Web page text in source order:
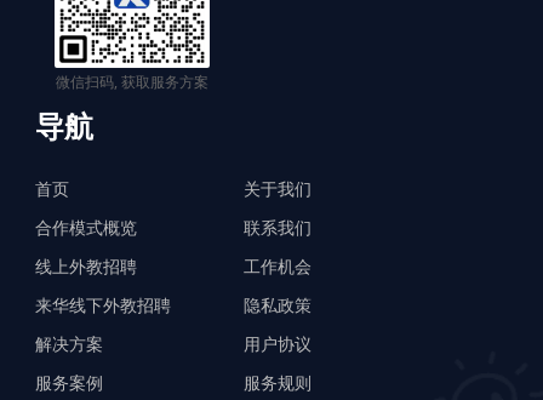
微信扫码, 获取服务方案
导航
首页
合作模式概览
线上外教招聘
来华线下外教招聘
解决方案
服务案例
关于我们
联系我们
工作机会
隐私政策
用户协议
服务规则